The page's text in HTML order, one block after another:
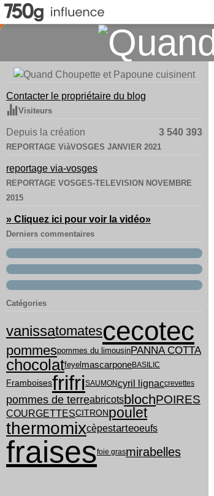
Contacter le propriétaire du blog
Visiteurs
Depuis la création 3 540 393
REPORTAGE ViàVOSGES JANVIER 2021
reportage via-vosges
REPORTAGE VOSGES-TELEVISION NOVEMBRE
2015
» Cliquez ici pour voir la vidéo»
Derniers commentaires
Catégories
vanissatomatescecotec
pommespommes du limousinPANNA COTTA
chocolatfeyel mascarponeBASILIC
FramboisesfrifriSAUMONcyril lignaccrevettes
pommes de terreabricotsblochPOIRES
COURGETTESCITRON poulet
thermomixcèpestarteoeufs
fraisesfoie grasmirabelles